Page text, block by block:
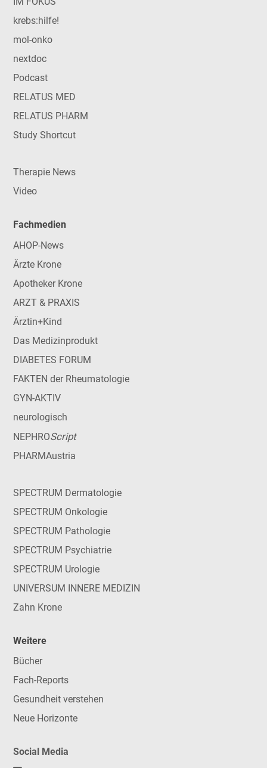
krebs:hilfe!
mol-onko
nextdoc
Podcast
RELATUS MED
RELATUS PHARM
Study Shortcut
Therapie News
Video
Fachmedien
AHOP-News
Ärzte Krone
Apotheker Krone
ARZT & PRAXIS
Ärztin+Kind
Das Medizinprodukt
DIABETES FORUM
FAKTEN der Rheumatologie
GYN-AKTIV
neurologisch
NEPHROScript
PHARMAustria
SPECTRUM Dermatologie
SPECTRUM Onkologie
SPECTRUM Pathologie
SPECTRUM Psychiatrie
SPECTRUM Urologie
UNIVERSUM INNERE MEDIZIN
Zahn Krone
Weitere
Bücher
Fach-Reports
Gesundheit verstehen
Neue Horizonte
Social Media